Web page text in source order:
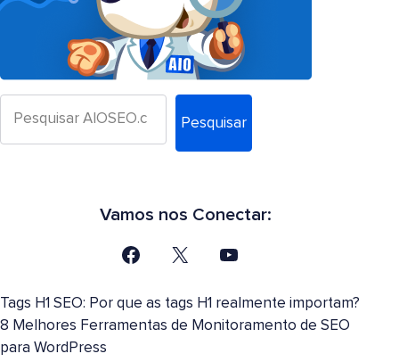
Pesquisar
Vamos nos Conectar:
Tags H1 SEO: Por que as tags H1 realmente importam?
8 Melhores Ferramentas de Monitoramento de SEO
para WordPress